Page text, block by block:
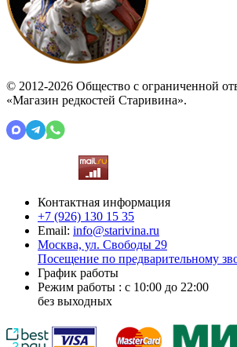
© 2012-2026 Общество с ограниченной
«Магазин редкостей Старивина».
Контактная информация
+7 (926) 130 15 35
Email: info@starivina.ru
Москва, ул. Свободы 29
Посещение по предварительному
График работы
Режим работы : с 10:00 до 22:00
без выходных